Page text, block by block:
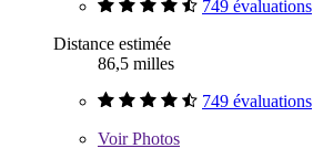
749 évaluations
Distance estimée
86,5 milles
749 évaluations
VoirPhotos